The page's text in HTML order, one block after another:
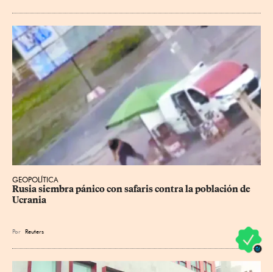
GEOPOLÍTICA
Rusia siembra pánico con safaris contra la población de
Ucrania
Por Reuters